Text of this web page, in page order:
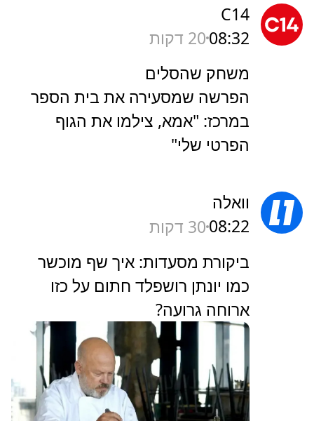
C14
08:3220 דקות
משחק שהסלים
הפרשה שמסעירה את בית הספר
במרכז: "אמא, צילמו את הגוף
הפרטי שלי"
וואלה
08:2230 דקות
ביקורת מסעדות: איך שף מוכשר
כמו יונתן רושפלד חתום על כזו
ארוחה גרועה?